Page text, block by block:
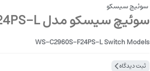
سوئیچ سیسکو
سوئیچ سیسکو مدل WS-C2960S-F24PS-L
WS-C2960S-F24PS-L Switch Models
ثبت دیدگاه